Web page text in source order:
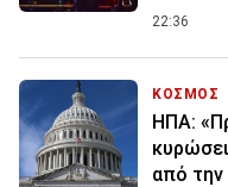
22:36
ΚΟΣΜΟΣ
ΗΠΑ:
από την